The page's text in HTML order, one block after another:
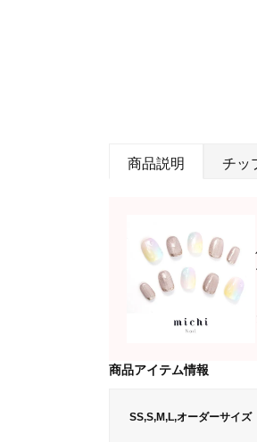
商品説明 チッ
商品アイテム情報
SS,S,M,L,オーダーサイズ